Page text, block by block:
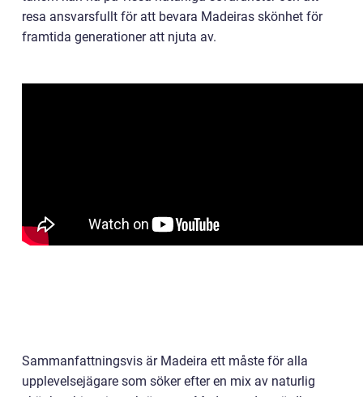
resa ansvarsfullt för att bevara Madeiras skönhet för
framtida generationer att njuta av.
Sammanfattningsvis är Madeira ett måste för alla
upplevelsejägare som söker efter en mix av naturlig